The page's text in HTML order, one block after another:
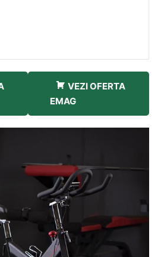
VEZI OFERTA
EMAG